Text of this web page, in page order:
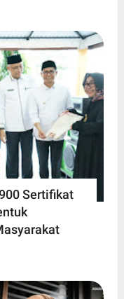
Sertifikat